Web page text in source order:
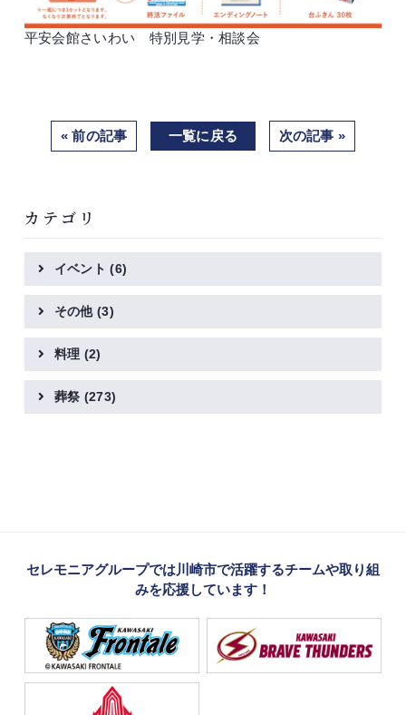
平安会館さいわい 特別見学・相談会
« 前の記事 一覧に戻る 次の記事 »
カテゴリ
イベント(6)
その他(3)
料理 (2)
葬祭 (273)
セレモニアグループでは川崎市で活躍するチームや取り組
みを応援しています！